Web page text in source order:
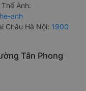
Anh:
anh
Châu Hà Nội: 1900
Tân Phong